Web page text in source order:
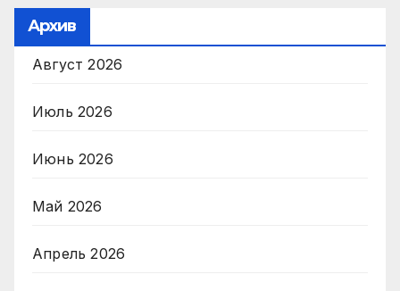
Архив
Август 2026
Июль 2026
Июнь 2026
Май 2026
Апрель 2026